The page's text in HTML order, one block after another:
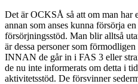
Det är OCKSÅ så att om man har
annan som anses kunna försörja en
försörjningsstöd. Man blir alltså
är dessa personer som
INNAN de går in i FAS 3 eller
de nu inte informerats om detta i
aktivitetsstöd. De försvinner